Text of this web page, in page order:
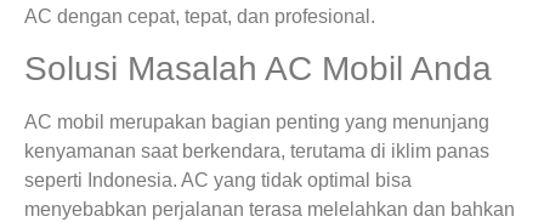
AC dengan cepat, tepat, dan profesional.
Solusi Masalah AC Mobil Anda
AC mobil merupakan bagian penting yang menunjang
kenyamanan saat berkendara, terutama di iklim panas
seperti Indonesia. AC yang tidak optimal bisa
menyebabkan perjalanan terasa melelahkan dan bahkan